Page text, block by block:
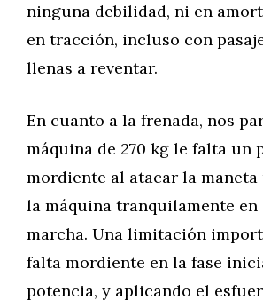
ninguna debilidad, ni en
en tracción, incluso con
llenas a reventar.
En cuanto a la frenada, nos
máquina de 270 kg le falta un
mordiente al atacar la maneta
la máquina tranquilamente en
marcha. Una limitación
falta mordiente en la fase
potencia, y aplicando el